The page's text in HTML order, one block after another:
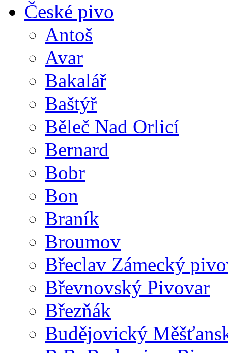
České pivo
Antoš
Avar
Bakalář
Baštýř
Běleč Nad Orlicí
Bernard
Bobr
Bon
Braník
Broumov
Břeclav Zámecký
Břevnovský Pivovar
Březňák
Budějovický